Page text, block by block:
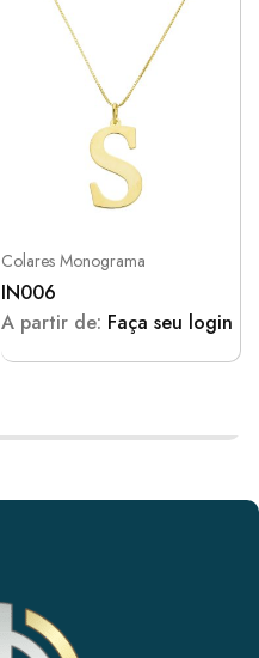
Colares Monograma
IN006
A partir de: Faça seu login